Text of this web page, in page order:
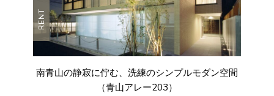
RENT
南青山の静寂に佇む、洗練のシンプルモダン空間
（青山アレー203）